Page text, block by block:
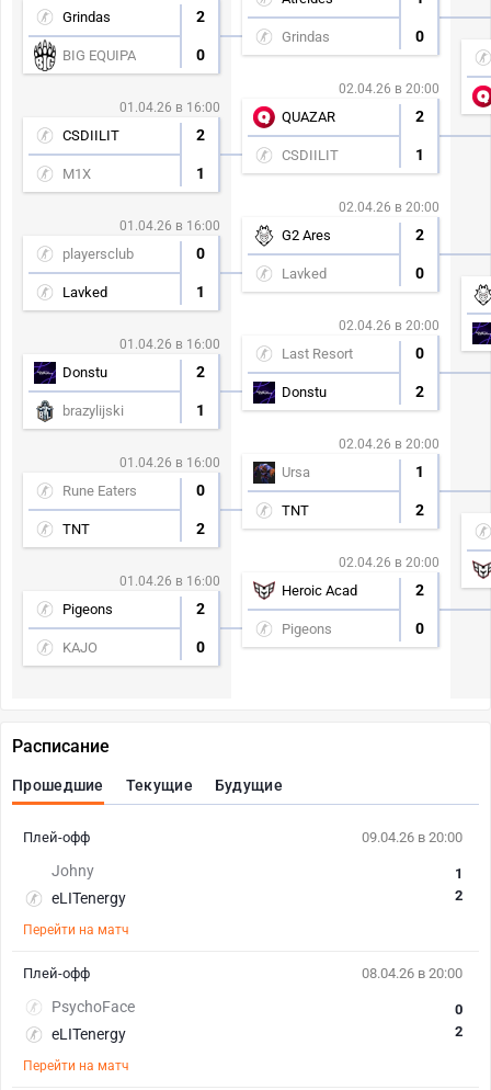
Grindas 2
BIG EQUIPA 0
01.04.26 в 16:00
CSDIILIT 2
M1X 1
01.04.26 в 16:00
playersclub 0
Lavked 1
01.04.26 в 16:00
Donstu 2
brazylijski 1
01.04.26 в 16:00
Rune Eaters 0
TNT 2
01.04.26 в 16:00
Pigeons 2
KAJO 0
Grindas 0
02.04.26 в 20:00
QUAZAR 2
CSDIILIT 1
02.04.26 в 20:00
G2 Ares 2
Lavked 0
02.04.26 в 20:00
Last Resort 0
Donstu 2
02.04.26 в 20:00
Ursa 1
TNT 2
02.04.26 в 20:00
Heroic Acad 2
Pigeons 0
Расписание
Прошедшие Текущие Будущие
09.04.26 в 20:00
Johny
eLITenergy
1
2
Перейти на матч
Плей-офф
08.04.26 в 20:00
PsychoFace
eLITenergy
0
2
Перейти на матч
Плей-офф